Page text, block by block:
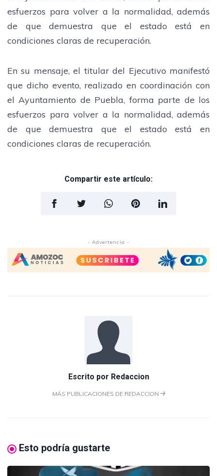
esfuerzos para volver a la normalidad, además
de que demuestra que el estado está en
condiciones claras de recuperación.
En su mensaje, el titular del Ejecutivo manifestó
que dicho evento, realizado en coordinación con
el Ayuntamiento de Puebla, forma parte de los
esfuerzos para volver a la normalidad, además
de que demuestra que el estado está en
condiciones claras de recuperación.
Compartir este artículo:
- Advertencia -
Escrito por Redaccion
MÁS PUBLICACIONES DE REDACCION
Esto podría gustarte